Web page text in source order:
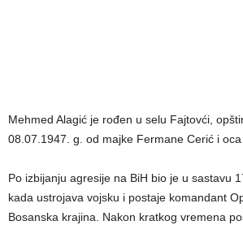
Mehmed Alagić je rođen u selu Fajtovći,
08.07.1947. g. od majke Fermane Cerić i oca
Po izbijanju agresije na BiH bio je u sastavu
kada ustrojava vojsku i postaje komandant
Bosanska krajina. Nakon kratkog vremena